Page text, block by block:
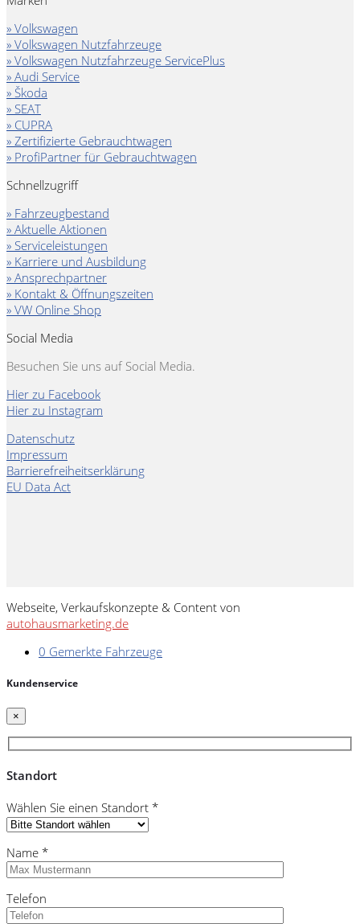
» Volkswagen
» Volkswagen Nutzfahrzeuge
» Volkswagen Nutzfahrzeuge ServicePlus
» Audi Service
» Škoda
» SEAT
» CUPRA
» Zertifizierte Gebrauchtwagen
» ProfiPartner für Gebrauchtwagen
Schnellzugriff
» Fahrzeugbestand
» Aktuelle Aktionen
» Serviceleistungen
» Karriere und Ausbildung
» Ansprechpartner
» Kontakt & Öffnungszeiten
» VW Online Shop
Social Media
Besuchen Sie uns auf Social Media.
Hier zu Facebook
Hier zu Instagram
Datenschutz
Impressum
Barrierefreiheitserklärung
EU Data Act
Webseite, Verkaufskonzepte & Content von
autohausmarketing.de
0 Gemerkte Fahrzeuge
Kundenservice
×
Standort
Wählen Sie einen Standort *
Name *
Telefon